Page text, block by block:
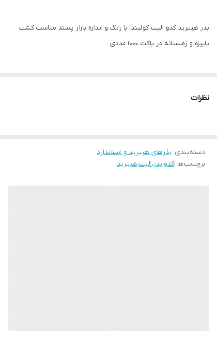
بذر هیبرید کدو الیت کولیندا با رنگ و اندازه بازار پسند مناسب کشت
پاییزه و زمستانه در پاکت ۱۰۰۰ عددی
کدو کولیندا دارای میوه ای با بافت متراکم و فشرده بوده و از ماندگاری
نظرات
دسته‌بندی: بذرهای هیبرید و استاندارد
برچسب‌ها :کدو،بذر،الیت،هیبرید